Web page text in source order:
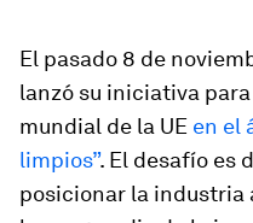
El pasado 8 de
lanzó su iniciativa
mundial de la UE en el
limpios”. El desafío es
posicionar la industria